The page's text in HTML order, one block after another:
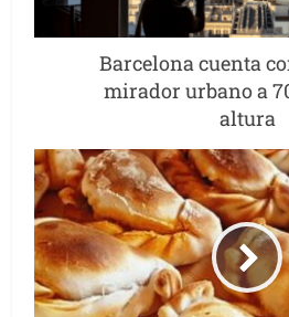
Barcelona cuenta
mirador urbano a
altura